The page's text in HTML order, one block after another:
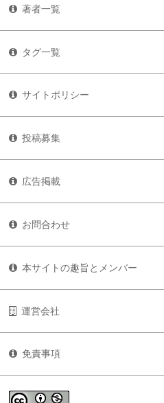
著者一覧
タグ一覧
サイトポリシー
投稿募集
広告掲載
お問合わせ
本サイトの趣旨とメンバー
運営会社
免責事項